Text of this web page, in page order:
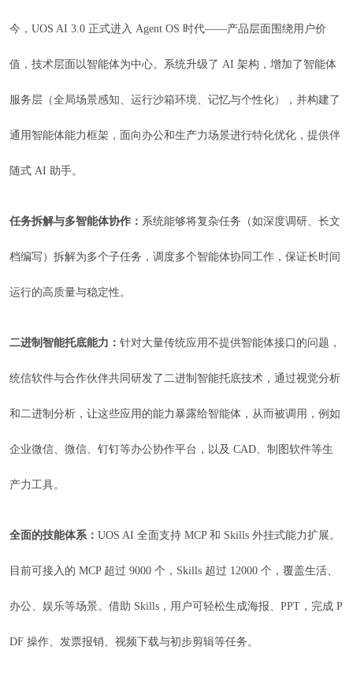
今，UOS AI 3.0 正式进入 Agent OS 时代——产品层面围绕用户价
值，技术层面以智能体为中心。系统升级了 AI 架构，增加了智能体
服务层（全局场景感知、运行沙箱环境、记忆与个性化），并构建了
通用智能体能力框架，面向办公和生产力场景进行特化优化，提供伴
随式 AI 助手。
任务拆解与多智能体协作： 系统能够将复杂任务（如深度调研、长文
档编写）拆解为多个子任务，调度多个智能体协同工作，保证长时间
运行的高质量与稳定性。
二进制智能托底能力：针对大量传统应用不提供智能体接口的问题，
统信软件与合作伙伴共同研发了二进制智能托底技术，通过视觉分析
和二进制分析，让这些应用的能力暴露给智能体，从而被调用，例如
企业微信、微信、钉钉等办公协作平台，以及 CAD、制图软件等生
产力工具。
全面的技能体系：UOS AI 全面支持 MCP 和 Skills 外挂式能力扩展。
目前可接入的 MCP 超过 9000 个，Skills 超过 12000 个，覆盖生活、
办公、娱乐等场景。借助 Skills，用户可轻松生成海报、PPT，完成 P
DF 操作、发票报销、视频下载与初步剪辑等任务。